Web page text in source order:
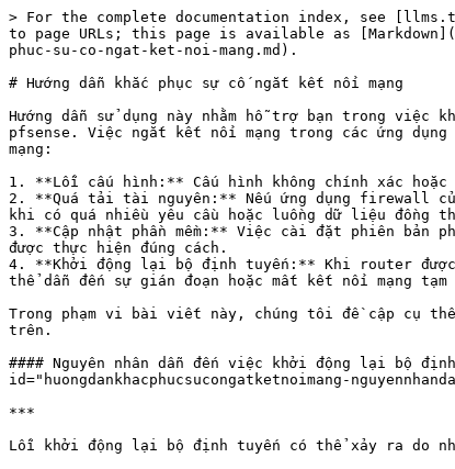
> For the complete documentation index, see
to page URLs; this page is available as
phuc-su-co-ngat-ket-noi-mang.md).
# Hướng dẫn khắc phục sự cố ngắt kết nối mạng
Hướng dẫn sử dụng này nhằm hỗ trợ bạn trong
pfsense. Việc ngắt kết nối mạng trong các ứng
mạng:
1. **Lỗi cấu hình:** Cấu hình không chính xác
2. **Quá tải tài nguyên:** Nếu ứng dụng firewall
khi có quá nhiều yêu cầu hoặc luồng dữ liệu đồng
3. **Cập nhật phần mềm:** Việc cài đặt phiên bản
được thực hiện đúng cách.
4. **Khởi động lại bộ định tuyến:** Khi router
thể dẫn đến sự gián đoạn hoặc mất kết nối mạng
Trong phạm vi bài viết này, chúng tôi đề cập cụ
trên.
#### Nguyên nhân dẫn đến việc khởi động lại bộ định
id="huongdankhacphucsucongatketnoimang-
***
Lỗi khởi động lại bộ định tuyến có thể xảy ra do